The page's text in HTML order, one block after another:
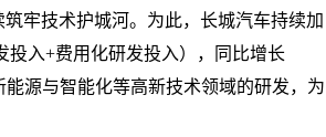
牢技术护城河。为此，长城汽车持续加
投入+费用化研发投入），同比增长
能源与智能化等高新技术领域的研发，为